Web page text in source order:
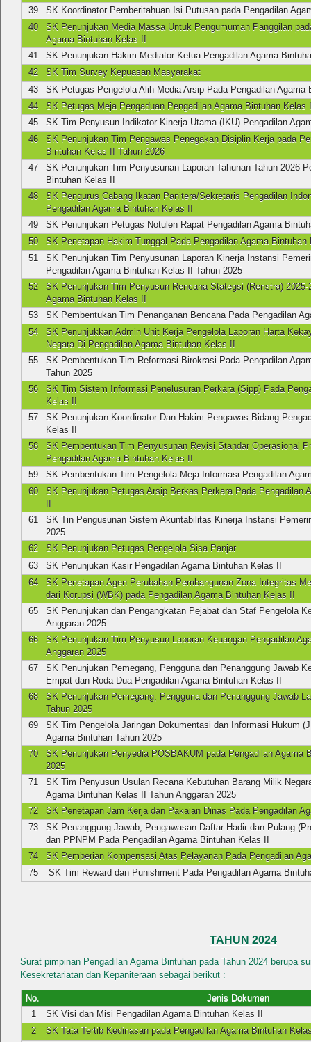
39
SK Koordinator Pemberitahuan Isi Putusan pada Pengadilan
40
SK Penunjukan Media Massa Untuk Pengumuman Panggilan
Agama Bintuhan Kelas II
41
SK Penunjukan Hakim Mediator Ketua Pengadilan Agama
42
SK Tim Survey Kepuasan Masyarakat
43
SK Petugas Pengelola Alih Media Arsip Pada Pengadilan Agama
44
SK Petugas Meja Pengaduan Pengadilan Agama Bintuhan Kelas
45
SK Tim Penyusun Indikator Kinerja Utama (IKU) Pengadilan
46
SK Penunjukan Tim Pengawas Penegakan Disiplin Kerja pada
Bintuhan Kelas II Tahun 2026
47
SK Penunjukan Tim Penyusunan Laporan Tahunan Tahun 2026
Bintuhan Kelas II
48
SK Pengurus Cabang Ikatan Panitera/Sekretaris Pengadilan
Pengadilan Agama Bintuhan Kelas II
49
SK Penunjukan Petugas Notulen Rapat Pengadilan Agama
50
SK Penetapan Hakim Tunggal Pada Pengadilan Agama Bintuhan
51
SK Penunjukan Tim Penyusunan Laporan Kinerja Instansi
Pengadilan Agama Bintuhan Kelas II Tahun 2025
52
SK Penunjukan Tim Penyusun Rencana Stategsi (Renstra) 2025-
Agama Bintuhan Kelas II
53
SK Pembentukan Tim Penanganan Bencana Pada Pengadilan
54
SK Penunjukkan Admin Unit Kerja Pengelola Laporan Harta
Negara Di Pengadilan Agama Bintuhan Kelas II
55
SK Pembentukan Tim Reformasi Birokrasi Pada Pengadilan
Tahun 2025
56
SK Tim Sistem Informasi Penelusuran Perkara (Sipp) Pada
Kelas II
57
SK Penunjukan Koordinator Dan Hakim Pengawas Bidang
Kelas II
58
SK Pembentukan Tim Penyusunan Revisi Standar Operasional
Pengadilan Agama Bintuhan Kelas II
59
SK Pembentukan Tim Pengelola Meja Informasi Pengadilan
60
SK Penunjukan Petugas Arsip Berkas Perkara Pada Pengadilan
II
61
SK Tin Pengusunan Sistem Akuntabilitas Kinerja Instansi
2025
62
SK Penunjukan Petugas Pengelola Sisa Panjar
63
SK Penunjukan Kasir Pengadilan Agama Bintuhan Kelas II
64
SK Penetapan Agen Perubahan Pembangunan Zona Integritas
dari Korupsi (WBK) pada Pengadilan Agama Bintuhan Kelas II
65
SK Penunjukan dan Pengangkatan Pejabat dan Staf Pengelola
Anggaran 2025
66
SK Penunjukan Tim Penyusun Laporan Keuangan Pengadilan
Anggaran 2025
67
SK Penunjukan Pemegang, Pengguna dan Penanggung Jawab
Empat dan Roda Dua Pengadilan Agama Bintuhan Kelas II
68
SK Penunjukan Pemegang, Pengguna dan Penanggung Jawab
Tahun 2025
69
SK Tim Pengelola Jaringan Dokumentasi dan Informasi Hukum
Agama Bintuhan Tahun 2025
70
SK Penunjukan Penyedia POSBAKUM pada Pengadilan Agama
2025
71
SK Tim Penyusun Usulan Recana Kebutuhan Barang Milik
Agama Bintuhan Kelas II Tahun Anggaran 2025
72
SK Penetapan Jam Kerja dan Pakaian Dinas Pada Pengadilan
73
SK Penanggung Jawab, Pengawasan Daftar Hadir dan Pulang
dan PPNPM Pada Pengadilan Agama Bintuhan Kelas II
74
SK Pemberian Kompensasi Atas Pelayanan Pada Pengadilan
75
SK Tim Reward dan Punishment Pada Pengadilan Agama
TAHUN 2024
Surat pimpinan Pengadilan Agama Bintuhan pada Tahun 2024 berupa
Kesekretariatan dan Kepaniteraan sebagai berikut :
No.
Jenis Dokumen
1
SK Visi dan Misi Pengadilan Agama Bintuhan Kelas II
2
SK Tata Tertib Kedinasan pada Pengadilan Agama Bintuhan